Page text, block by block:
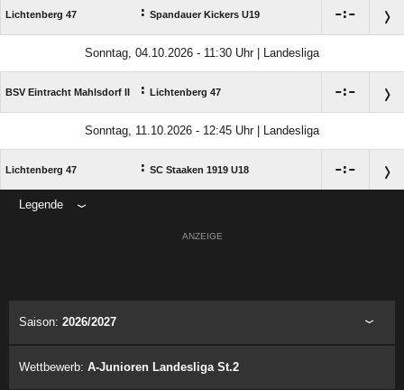
Lichtenberg 47 : Spandauer Kickers U19 :
Sonntag, 04.10.2026 - 11:30 Uhr | Landesliga
BSV Eintracht Mahlsdorf II : Lichtenberg 47 :
Sonntag, 11.10.2026 - 12:45 Uhr | Landesliga
Lichtenberg 47 : SC Staaken 1919 U18 :
Legende
ANZEIGE
Saison: 2026/2027
Wettbewerb: A-Junioren Landesliga St.2